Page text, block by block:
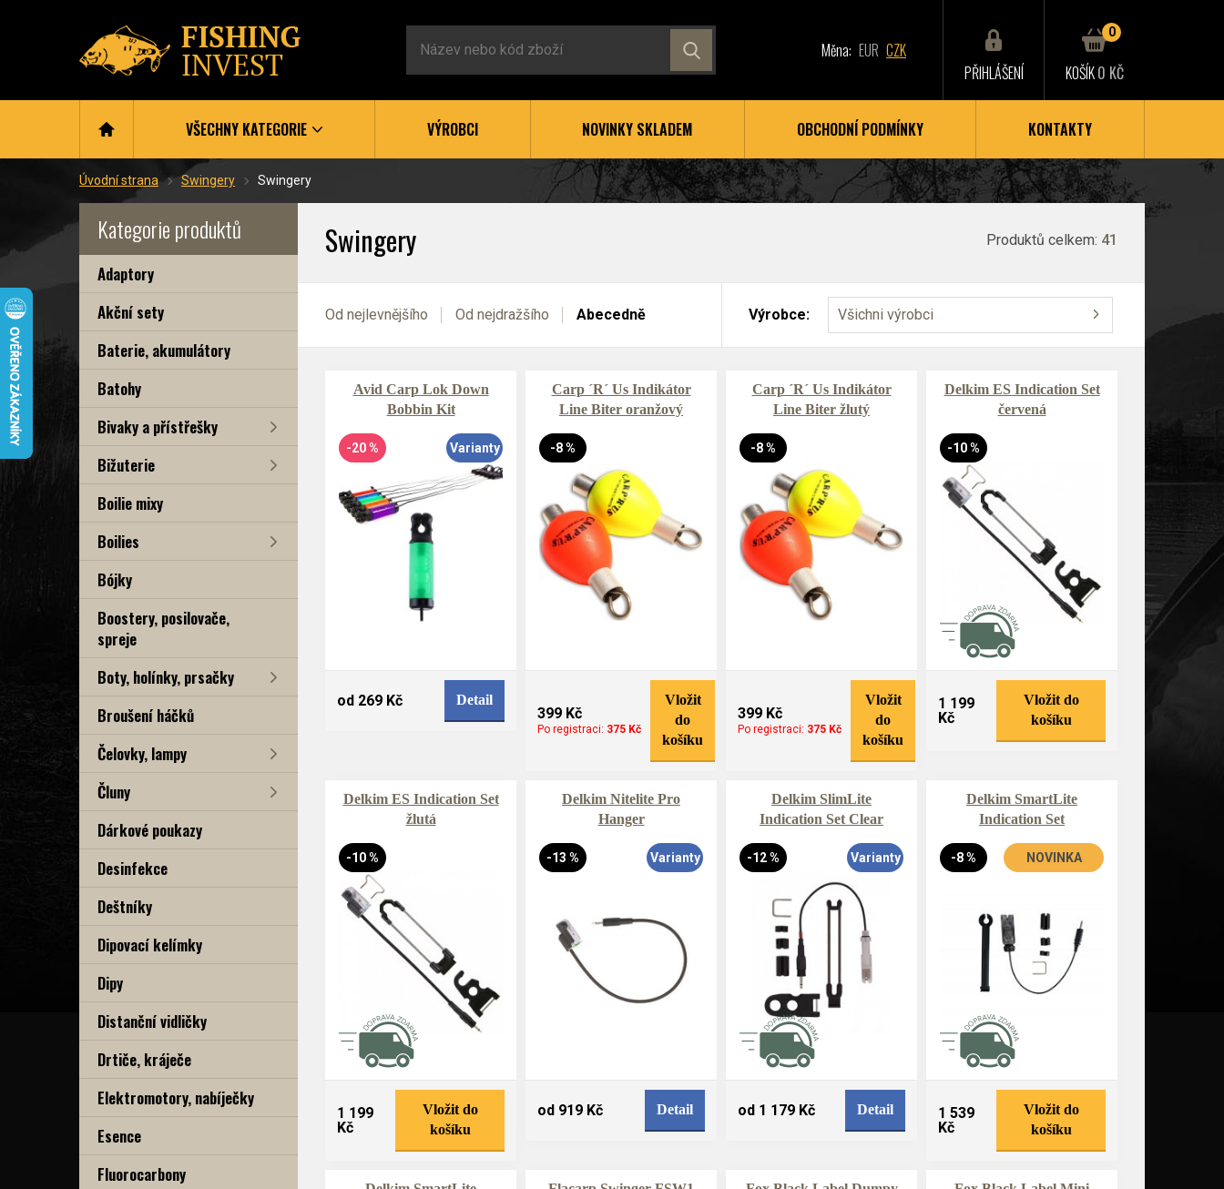
Měna: EUR CZK
PŘIHLÁŠENÍ
0
KOŠÍK0 KČ
VŠECHNY KATEGORIE VÝROBCI NOVINKY SKLADEM OBCHODNÍ PODMÍNKY KONTAKTY
Úvodní strana Swingery Swingery
Kategorie produktů
Adaptory
Akční sety
Baterie, akumulátory
Batohy
Bivaky a přístřešky
Bižuterie
Boilie mixy
Boilies
Bójky
Boostery, posilovače,
spreje
Boty, holínky, prsačky
Broušení háčků
Čelovky, lampy
Čluny
Dárkové poukazy
Desinfekce
Deštníky
Dipovací kelímky
Dipy
Distanční vidličky
Drtiče, kráječe
Elektromotory, nabíječky
Esence
Fluorocarbony
Swingery Produktů celkem: 41
Od nejlevnějšího Od nejdražšího Abecedně Výrobce: Všichni výrobci
Avid Carp Lok Down
Bobbin Kit
-20 % Varianty
od 269 Kč Detail
Carp ´R´ Us Indikátor
Line Biter oranžový
-8 %
399 Kč
Po registraci: 375 Kč
Vložit
do
košíku
Carp ´R´ Us Indikátor
Line Biter žlutý
-8 %
399 Kč
Po registraci: 375 Kč
Vložit
do
košíku
Delkim ES Indication Set
červená
-10 %
1 199
Kč
Vložit do
košíku
Delkim ES Indication Set
žlutá
-10 %
1 199
Kč
Vložit do
košíku
Delkim Nitelite Pro
Hanger
-13 % Varianty
od 919 Kč Detail
Delkim SlimLite
Indication Set Clear
-12 % Varianty
od 1 179 Kč Detail
Delkim SmartLite
Indication Set
-8 % NOVINKA
1 539
Kč
Vložit do
košíku